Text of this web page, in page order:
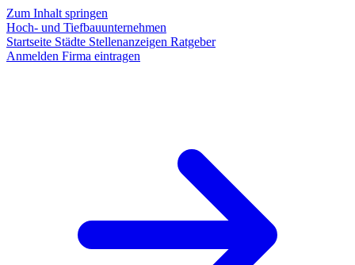
Zum Inhalt springen
Hoch- und Tiefbauunternehmen
Startseite Städte Stellenanzeigen Ratgeber
Anmelden Firma eintragen